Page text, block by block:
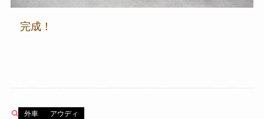
完成！
外車 アウディ